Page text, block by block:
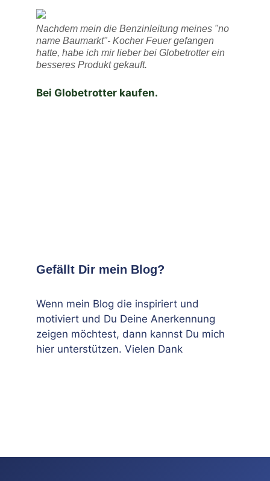
Nachdem mein die Benzinleitung meines "no
name Baumarkt"- Kocher Feuer gefangen
hatte, habe ich mir lieber bei Globetrotter ein
besseres Produkt gekauft.
Bei Globetrotter kaufen.
Gefällt Dir mein Blog?
Wenn mein Blog die inspiriert und
motiviert und Du Deine Anerkennung
zeigen möchtest, dann kannst Du mich
hier unterstützen. Vielen Dank